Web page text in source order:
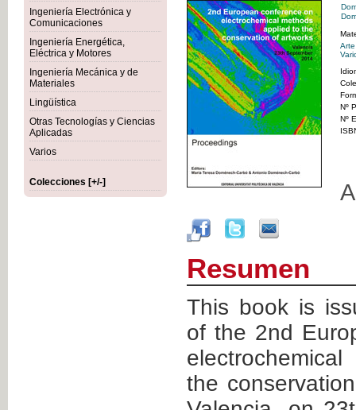
Ingeniería Electrónica y
Comunicaciones
Ingeniería Energética,
Eléctrica y Motores
Ingeniería Mecánica y de
Materiales
Lingüística
Otras Tecnologías y Ciencias
Aplicadas
Varios
Colecciones [+/-]
Nº
Nº
Resumen
This book is
of the 2nd
the